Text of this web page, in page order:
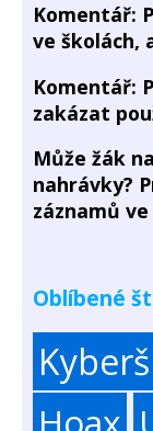
Komentář:
ve školách,
Komentář:
zakázat
Může žák
nahrávky?
záznamů
Oblíbené
Hoax